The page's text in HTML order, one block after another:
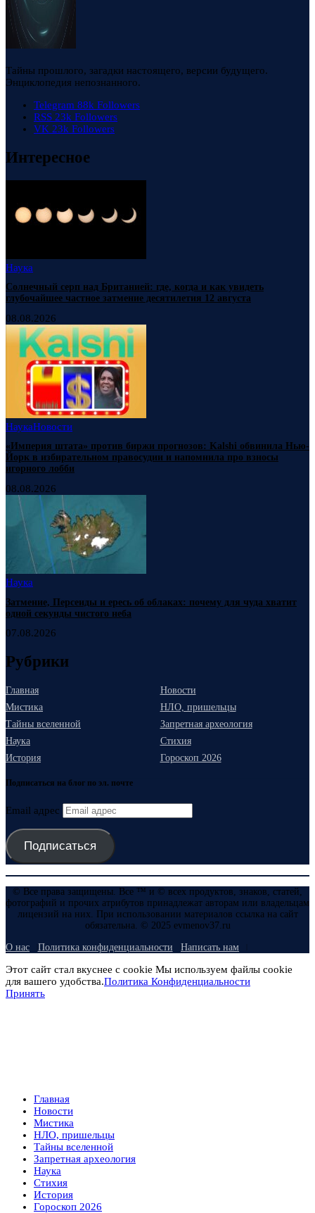
Тайны прошлого, загадки настоящего, версии будущего.
Энциклопедия непознанного.
Telegram 88k Followers
RSS 23k Followers
VK 23k Followers
Интересное
Наука
Солнечный серп над Британией: где, когда и как увидеть
глубочайшее частное затмение десятилетия 12 августа
08.08.2026
НаукаНовости
«Империя штата» против биржи прогнозов: Kalshi обвинила Нью-
Йорк в избирательном правосудии и напомнила про взносы
игорного лобби
08.08.2026
Наука
Затмение, Персеиды и ересь об облаках: почему для чуда хватит
одной секунды чистого неба
07.08.2026
Рубрики
Главная
Новости
Мистика
НЛО, пришельцы
Тайны вселенной
Запретная археология
Наука
Стихия
История
Гороскоп 2026
Подписаться на блог по эл. почте
Email адрес
Подписаться
© Все права защищены. Все ™ и © всех продуктов, знаков, статей,
фотографий и прочих атрибутов принадлежат авторам или владельцам
лицензий на них. При использовании материалов ссылка на сайт
обязательна. © 2025 evmenov37.ru
О нас Политика конфиденциальности Написать нам
Этот сайт стал вкуснее с cookie Мы используем файлы cookie
для вашего удобства.Политика Конфиденциальности
Принять
Главная
Новости
Мистика
НЛО, пришельцы
Тайны вселенной
Запретная археология
Наука
Стихия
История
Гороскоп 2026